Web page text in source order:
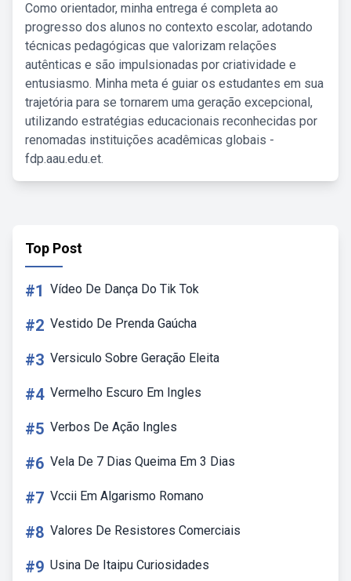
Como orientador, minha entrega é completa ao
progresso dos alunos no contexto escolar, adotando
técnicas pedagógicas que valorizam relações
autênticas e são impulsionadas por criatividade e
entusiasmo. Minha meta é guiar os estudantes em sua
trajetória para se tornarem uma geração excepcional,
utilizando estratégias educacionais reconhecidas por
renomadas instituições acadêmicas globais -
fdp.aau.edu.et.
Top Post
#1 Vídeo De Dança Do Tik Tok
#2 Vestido De Prenda Gaúcha
#3 Versiculo Sobre Geração Eleita
#4 Vermelho Escuro Em Ingles
#5 Verbos De Ação Ingles
#6 Vela De 7 Dias Queima Em 3 Dias
#7 Vccii Em Algarismo Romano
#8 Valores De Resistores Comerciais
#9 Usina De Itaipu Curiosidades